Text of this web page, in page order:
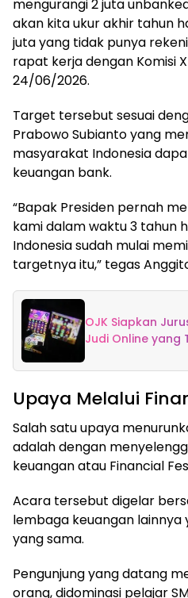
mengurangi 2 juta
akan kita ukur akhir tahun
juta yang tidak punya
rapat kerja dengan Komisi
24/06/2026.
Target tersebut sesuai
Prabowo Subianto yang
masyarakat Indonesia
keuangan bank.
“Bapak Presiden pernah
kami dalam waktu 3 tahun
Indonesia sudah mulai
targetnya itu,” tegas
OJK Siapkan
Judi Online yang
Upaya Melalui
Salah satu upaya
adalah dengan
keuangan atau Financial
Acara tersebut digelar
lembaga keuangan lainnya
yang sama.
Pengunjung yang datang
orang, didominasi pelajar